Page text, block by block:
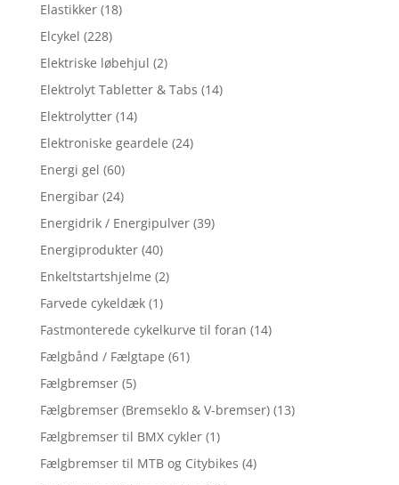
Elastikker (18)
Elcykel (228)
Elektriske løbehjul (2)
Elektrolyt Tabletter & Tabs (14)
Elektrolytter (14)
Elektroniske geardele (24)
Energi gel (60)
Energibar (24)
Energidrik / Energipulver (39)
Energiprodukter (40)
Enkeltstartshjelme (2)
Farvede cykeldæk (1)
Fastmonterede cykelkurve til foran (14)
Fælgbånd / Fælgtape (61)
Fælgbremser (5)
Fælgbremser (Bremseklo & V-bremser) (13)
Fælgbremser til BMX cykler (1)
Fælgbremser til MTB og Citybikes (4)